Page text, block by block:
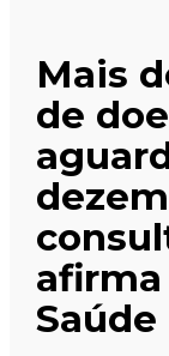
Mais
de
Saúde